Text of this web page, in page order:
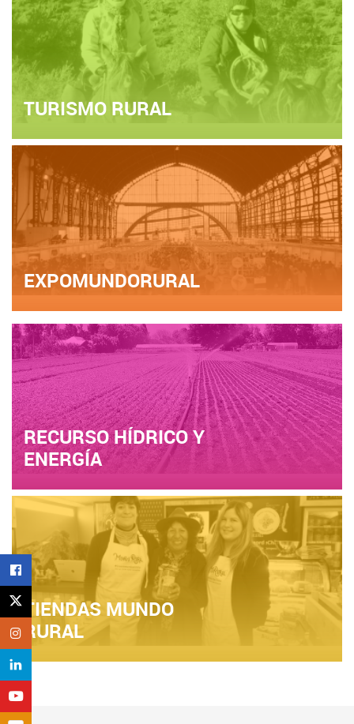
TURISMO RURAL
EXPOMUNDORURAL
RECURSO HÍDRICO Y
ENERGÍA
TIENDAS MUNDO
RURAL